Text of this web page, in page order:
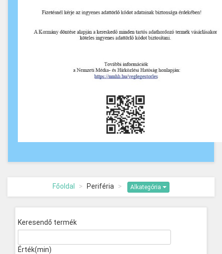
Főoldal Periféria Alkategória
Keresendő termék
Érték(min)